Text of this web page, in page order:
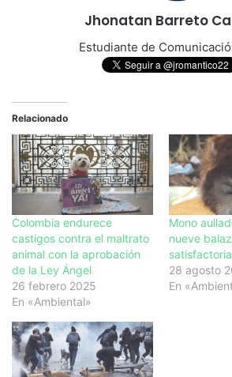
Jhonatan Barreto
Estudiante de
Relacionado
Colombia endurece
castigos contra el maltrato
animal con la aprobación
de la Ley Ángel
26 febrero 2025
En «Ambiental»
Mono
nueve
28 agosto
En